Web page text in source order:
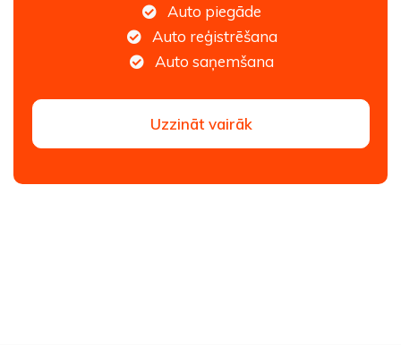
Auto piegāde
Auto reģistrēšana
Auto saņemšana
Uzzināt vairāk